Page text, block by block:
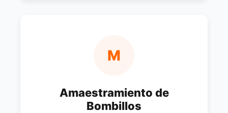
M
Amaestramiento de
Bombillos